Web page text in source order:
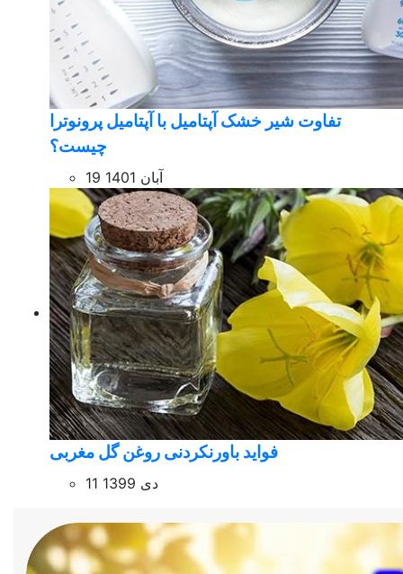
تفاوت شیر خشک آپتامیل با آپتامیل پرونوترا
چیست؟
19 آبان 1401
فواید باورنکردنی روغن گل مغربی
11 دی 1399